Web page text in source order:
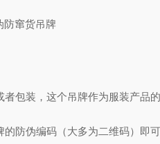
装，这个吊牌作为服装产品
伪编码（大多为二维码）即可